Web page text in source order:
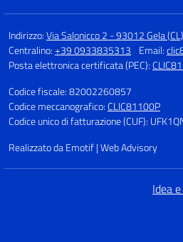
Indirizzo:Via Salonicco 2 - 93012 Gela (CL)
Centralino:+39 0933835313 Email:
Posta elettronica certificata (PEC):
Codice fiscale: 82002260857
Codice meccanografico:CLIC81100P
Codice unico di fatturazione (CUF):
Realizzato da Emotif | Web Advisory
Idea